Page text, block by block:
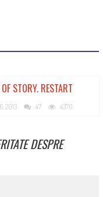
STORY. RESTART
2013 47 4370
DESPRE